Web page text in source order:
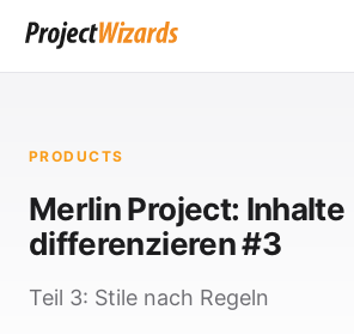
PRODUCTS
Merlin Project: Inhalte
differenzieren #3
Teil 3: Stile nach Regeln